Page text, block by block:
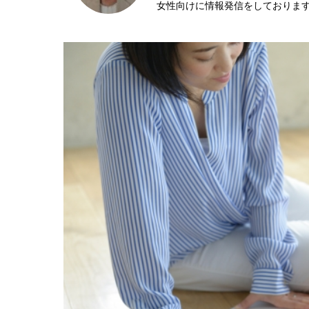
女性向けに情報発信をしておりま